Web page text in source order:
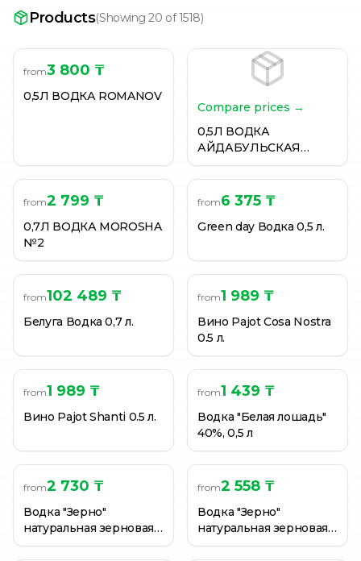
Products(Showing 20 of 1518)
from3 800 ₸
0,5Л ВОДКА ROMANOV
Compare prices →
0,5Л ВОДКА
АЙДАБУЛЬСКАЯ
НАША
from2 799 ₸
0,7Л ВОДКА MOROSHA
№2
from6 375 ₸
Green day Водка 0,5 л.
from102 489 ₸
Белуга Водка 0,7 л.
from1 989 ₸
Вино Pajot Cosa Nostra
0.5 л.
from1 989 ₸
Вино Pajot Shanti 0.5 л.
from1 439 ₸
Водка "Белая лошадь"
40%, 0,5 л
from2 730 ₸
Водка "Зерно"
натуральная зерновая
40%, 0,5 л.
from2 558 ₸
Водка "Зерно"
натуральная зерновая
40%, 0,5 л.
Водка 0.5л 38% Лёгкая Ласточка